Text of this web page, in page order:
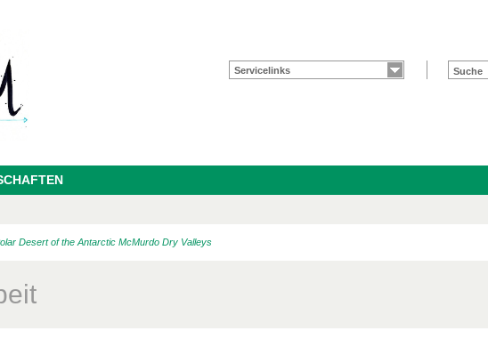
Servicelinks
Desert of the Antarctic McMurdo Dry Valleys